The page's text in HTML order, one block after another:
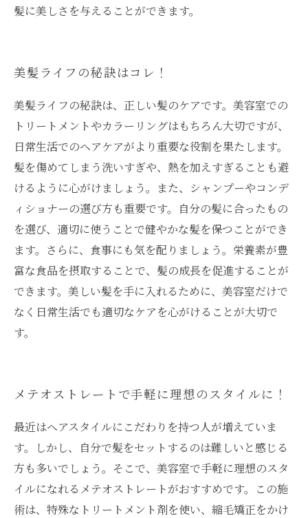
髪に美しさを与えることができます。
美髪ライフの秘訣はコレ！
美髪ライフの秘訣は、正しい髪のケアです。美容室での
トリートメントやカラーリングはもちろん大切ですが、
日常生活でのヘアケアがより重要な役割を果たします。
髪を傷めてしまう洗いすぎや、熱を加えすぎることも避
けるように心がけましょう。また、シャンプーやコンデ
ィショナーの選び方も重要です。自分の髪に合ったもの
を選び、適切に使うことで健やかな髪を保つことができ
ます。さらに、食事にも気を配りましょう。栄養素が豊
富な食品を摂取することで、髪の成長を促進することが
できます。美しい髪を手に入れるために、美容室だけで
なく日常生活でも適切なケアを心がけることが大切で
す。
メテオストレートで手軽に理想のスタイルに！
最近はヘアスタイルにこだわりを持つ人が増えていま
す。しかし、自分で髪をセットするのは難しいと感じる
方も多いでしょう。そこで、美容室で手軽に理想のスタ
イルになれるメテオストレートがおすすめです。この施
術は、特殊なトリートメント剤を使い、縮毛矯正をかけ